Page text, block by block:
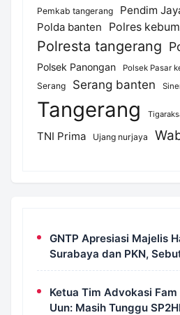
Pemkab tangerang
Pendim
Polda banten
Polres
Polresta tangerang
Polsek Panongan Polsek Pasar
Serang Serang banten
Tangerang
TNI Prima
Ujang nurjaya
GNTP Apresiasi Majelis
Surabaya dan PKN,
Informasi Jadi
Ketua Tim Advokasi
Uun: Masih Tunggu